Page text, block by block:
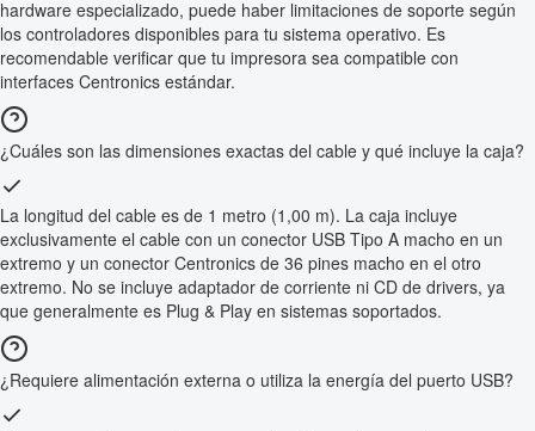
hardware especializado, puede haber limitaciones de soporte según
los controladores disponibles para tu sistema operativo. Es
recomendable verificar que tu impresora sea compatible con
interfaces Centronics estándar.
¿Cuáles son las dimensiones exactas del cable y qué incluye la caja?
La longitud del cable es de 1 metro (1,00 m). La caja incluye
exclusivamente el cable con un conector USB Tipo A macho en un
extremo y un conector Centronics de 36 pines macho en el otro
extremo. No se incluye adaptador de corriente ni CD de drivers, ya
que generalmente es Plug & Play en sistemas soportados.
¿Requiere alimentación externa o utiliza la energía del puerto USB?